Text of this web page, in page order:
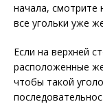
начала, смотрите
все угольки уже
Если на верхней
расположенные
чтобы такой